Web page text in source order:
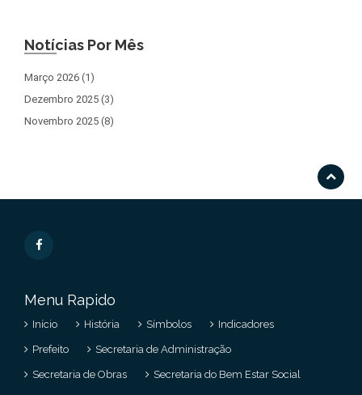
Notícias Por Mês
Março 2026 (1)
Dezembro 2025 (3)
Novembro 2025 (8)
Menu Rapido
Início História Símbolos Indicadores
Prefeito Secretaria de Administração
Secretaria de Obras Secretaria do Bem Estar Social